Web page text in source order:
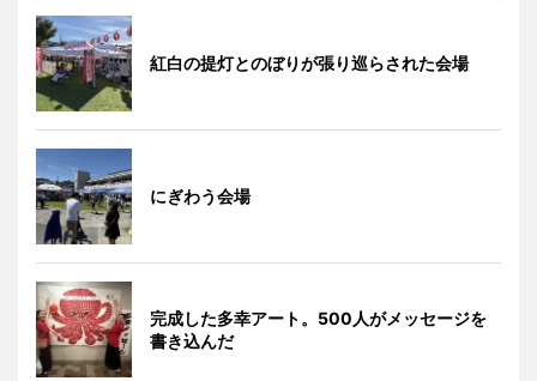
紅白の提灯とのぼりが張り巡らされた会場
にぎわう会場
完成した多幸アート。500人がメッセージを
書き込んだ